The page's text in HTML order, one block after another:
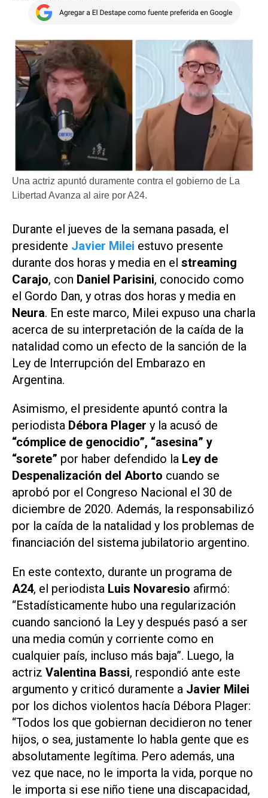
Una actriz apuntó duramente contra el gobierno de La
Libertad Avanza al aire por A24.
Durante el jueves de la semana pasada, el
presidente Javier Milei estuvo presente
durante dos horas y media en el streaming
Carajo, con Daniel Parisini, conocido como
el Gordo Dan, y otras dos horas y media en
Neura. En este marco, Milei expuso una charla
acerca de su interpretación de la caída de la
natalidad como un efecto de la sanción de la
Ley de Interrupción del Embarazo en
Argentina.
Asimismo, el presidente apuntó contra la
periodista Débora Plager y la acusó de
“cómplice de genocidio”, “asesina” y
“sorete” por haber defendido la Ley de
Despenalización del Aborto cuando se
aprobó por el Congreso Nacional el 30 de
diciembre de 2020. Además, la responsabilizó
por la caída de la natalidad y los problemas de
financiación del sistema jubilatorio argentino.
En este contexto, durante un programa de
A24, el periodista Luis Novaresio afirmó:
“Estadísticamente hubo una regularización
cuando sancionó la Ley y después pasó a ser
una media común y corriente como en
cualquier país, incluso más baja”. Luego, la
actriz Valentina Bassi, respondió ante este
argumento y criticó duramente a Javier Milei
por los dichos violentos hacía Débora Plager:
“Todos los que gobiernan decidieron no tener
hijos, o sea, justamente lo habla gente que es
absolutamente legítima. Pero además, una
vez que nace, no le importa la vida, porque no
le importa si ese niño tiene una discapacidad,